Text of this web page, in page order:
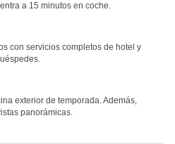
a 15 minutos en coche.
con servicios completos de hotel y
exterior de temporada. Además,
panorámicas.